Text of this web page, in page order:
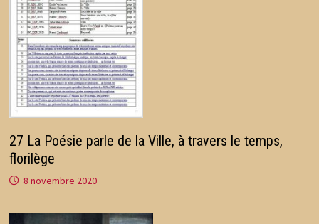
27 La Poésie parle de la Ville, à travers le temps,
florilège
8 novembre 2020